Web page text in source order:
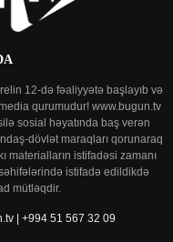
12-də fəaliyyətə başlayıb və
qurumudur! www.bugun.tv
sosial həyatında baş verən
dövlət maraqları qorunaraq
materialların istifadəsi zamanı
istifadə edildikdə
mütləqdir.
| +994 51 567 32 09